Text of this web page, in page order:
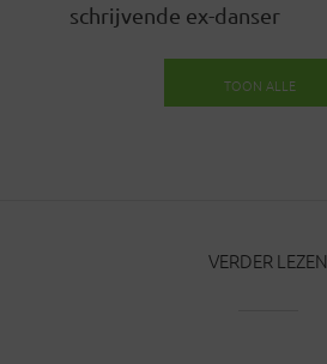
schrijvende ex-danser
TOON ALLE
VERDER LEZEN